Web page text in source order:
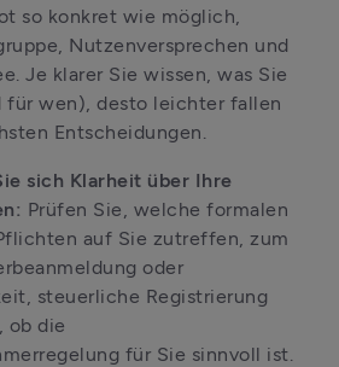
so konkret wie möglich,
Nutzenversprechen und
Je klarer Sie wissen, was Sie
für wen), desto leichter fallen
Entscheidungen.
sich Klarheit über Ihre
Prüfen Sie, welche formalen
auf Sie zutreffen, zum
oder
steuerliche Registrierung
ob die
für Sie sinnvoll ist.